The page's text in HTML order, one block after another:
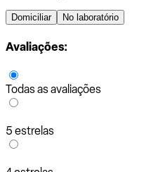
Domiciliar No laboratório
Avaliações:
Todas as avaliações
5 estrelas